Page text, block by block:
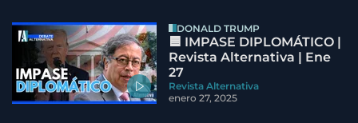
DONALD TRUMP
🟦 IMPASE DIPLOMÁTICO |
Revista Alternativa | Ene
27
Revista Alternativa
enero 27, 2025